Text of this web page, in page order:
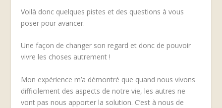
Voilà donc quelques pistes et des questions à vous
poser pour avancer.
Une façon de changer son regard et donc de pouvoir
vivre les choses autrement !
Mon expérience m’a démontré que quand nous vivons
difficilement des aspects de notre vie, les autres ne
vont pas nous apporter la solution. C’est à nous de